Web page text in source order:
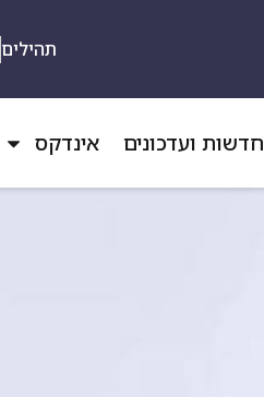
תהילים
חדשות ועדכונים אינדקס